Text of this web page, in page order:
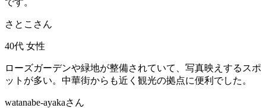
さとこさん
40代 女性
ローズガーデンや緑地が整備されていて、写真映えするスポ
ットが多い。中華街からも近く観光の拠点に便利でした。
watanabe-ayakaさん